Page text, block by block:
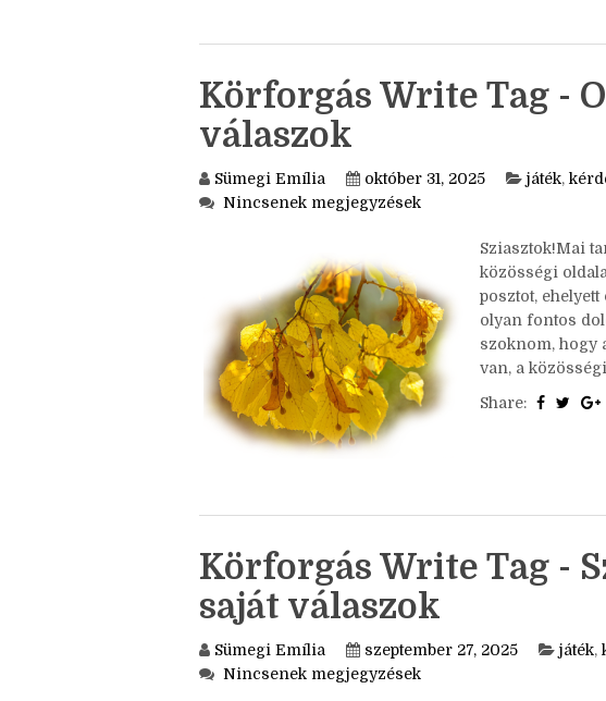
Körforgás Write Tag -
válaszok
október 31, 2025 játék,
Nincsenek megjegyzések
Sziasztok!Mai
közösségi
posztot,
olyan fontos
Körforgás Write Tag -
saját válaszok